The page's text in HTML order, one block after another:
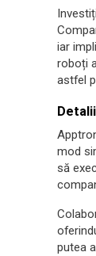
iar
roboți
astfel
mod
să
putea